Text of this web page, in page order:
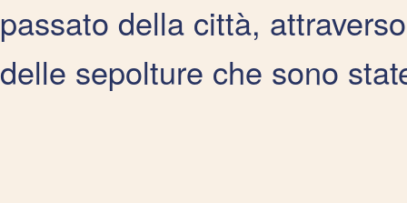
passato della città,
delle sepolture che sono